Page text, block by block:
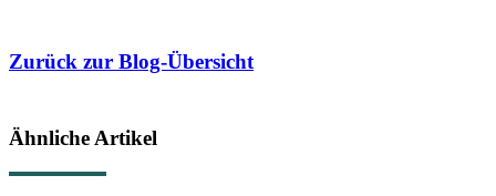
Zurück zur Blog-Übersicht
Ähnliche Artikel